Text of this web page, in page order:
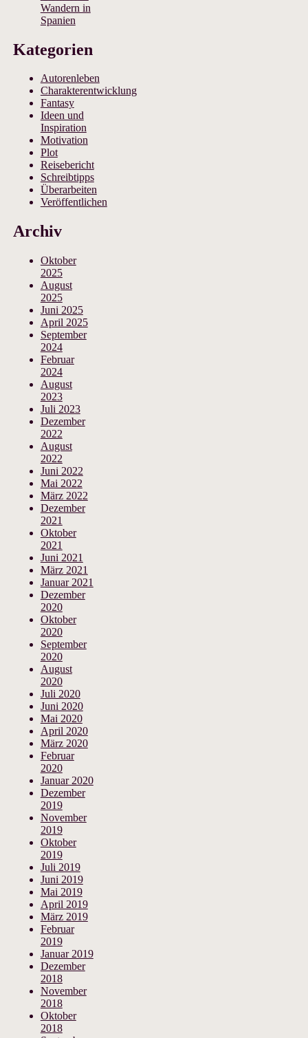
Wandern in
Spanien
Kategorien
Autorenleben
Charakterentwicklung
Fantasy
Ideen und
Inspiration
Motivation
Plot
Reisebericht
Schreibtipps
Überarbeiten
Veröffentlichen
Archiv
Oktober
2025
August
2025
Juni 2025
April 2025
September
2024
Februar
2024
August
2023
Juli 2023
Dezember
2022
August
2022
Juni 2022
Mai 2022
März 2022
Dezember
2021
Oktober
2021
Juni 2021
März 2021
Januar 2021
Dezember
2020
Oktober
2020
September
2020
August
2020
Juli 2020
Juni 2020
Mai 2020
April 2020
März 2020
Februar
2020
Januar 2020
Dezember
2019
November
2019
Oktober
2019
Juli 2019
Juni 2019
Mai 2019
April 2019
März 2019
Februar
2019
Januar 2019
Dezember
2018
November
2018
Oktober
2018